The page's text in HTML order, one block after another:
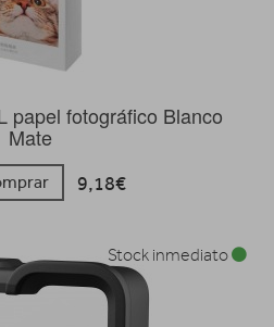
papel fotográfico Blanco
Mate
9,18€
Stock inmediato